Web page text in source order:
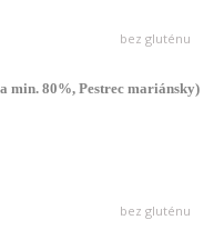
bez gluténu
min. 80%, Pestrec mariánsky)
bez gluténu